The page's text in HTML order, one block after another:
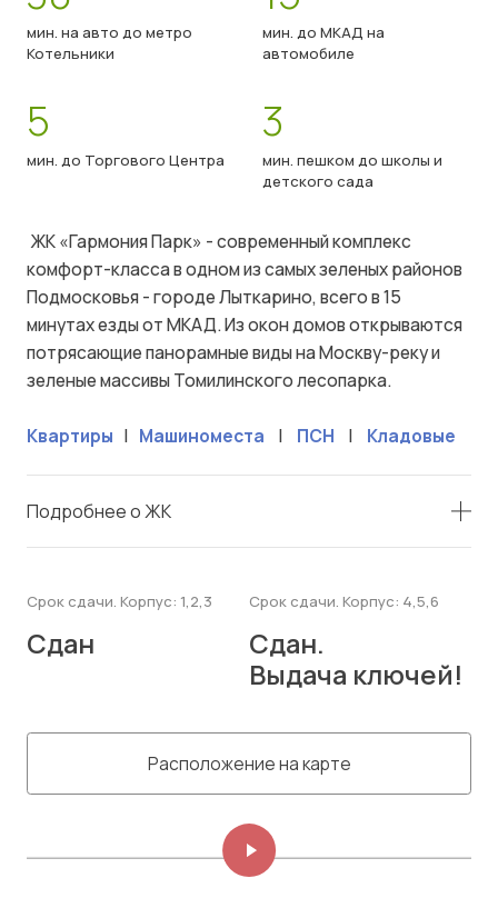
мин. на авто до метро
Котельники
мин. до МКАД на
автомобиле
5
мин. до Торгового Центра
3
мин. пешком до школы и
детского сада
ЖК «Гармония Парк» - современный комплекс
комфорт-класса в одном из самых зеленых районов
Подмосковья - городе Лыткарино, всего в 15
минутах езды от МКАД. Из окон домов открываются
потрясающие панорамные виды на Москву-реку и
зеленые массивы Томилинского лесопарка.
Квартиры | Машиноместа | ПСН | Кладовые
Подробнее о ЖК
Срок сдачи. Корпус: 1,2,3
Сдан
Срок сдачи. Корпус: 4,5,6
Сдан.
Выдача ключей!
Расположение на карте